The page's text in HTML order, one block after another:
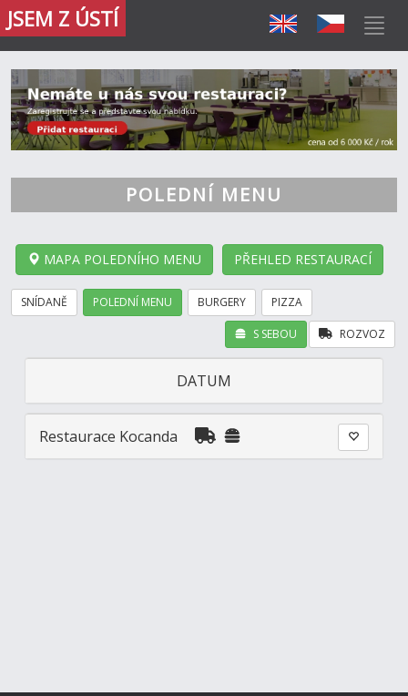
JSEM Z ÚSTÍ
POLEDNÍ MENU
MAPA POLEDNÍHO MENU PŘEHLED RESTAURACÍ
SNÍDANĚ POLEDNÍ MENU BURGERY PIZZA
ROZVOZ
S SEBOU
DATUM
Restaurace Kocanda